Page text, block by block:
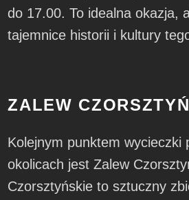
do 17.00. To idealna okazja,
tajemnice historii i kultury
ZALEW
Kolejnym punktem wycieczki
okolicach jest Zalew
Czorsztyńskie to sztuczny